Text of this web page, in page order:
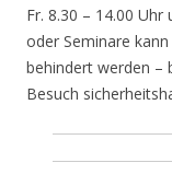
Fr. 8.30 – 14.00
oder Seminare
behindert werden –
Besuch